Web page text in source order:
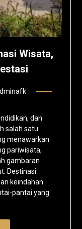
Wisata,
dan
salah satu
menawarkan
pariwisata,
gambaran
Destinasi
keindahan
pantai yang